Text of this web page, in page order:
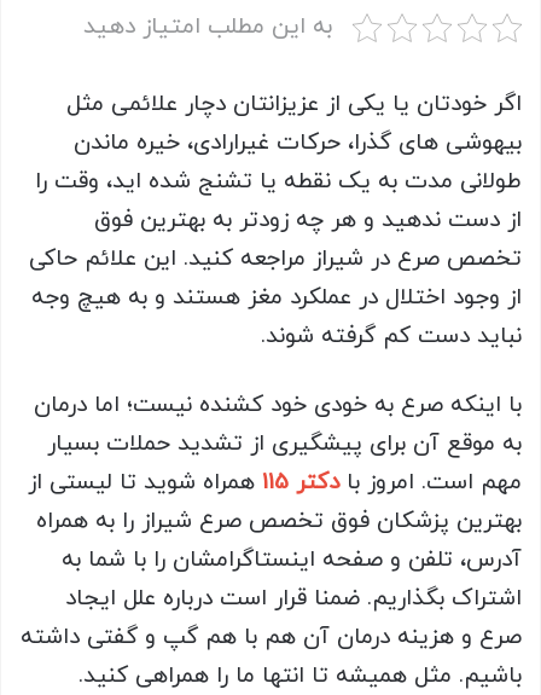
به این مطلب امتیاز دهید
اگر خودتان یا یکی از عزیزانتان دچار علائمی مثل
بیهوشی های گذرا، حرکات غیرارادی، خیره ماندن
طولانی مدت به یک نقطه یا تشنج شده اید، وقت را
از دست ندهید و هر چه زودتر به بهترین فوق
تخصص صرع در شیراز مراجعه کنید. این علائم حاکی
از وجود اختلال در عملکرد مغز هستند و به هیچ وجه
نباید دست کم گرفته شوند.
با اینکه صرع به خودی خود کشنده نیست؛ اما درمان
به موقع آن برای پیشگیری از تشدید حملات بسیار
مهم است. امروز بادکتر 115
همراه شوید تا لیستی از
بهترین پزشکان فوق تخصص صرع شیراز را به همراه
آدرس، تلفن و صفحه اینستاگرامشان را با شما به
اشتراک بگذاریم. ضمنا قرار است درباره علل ایجاد
صرع و هزینه درمان آن هم با هم گپ و گفتی داشته
باشیم. مثل همیشه تا انتها ما را همراهی کنید.